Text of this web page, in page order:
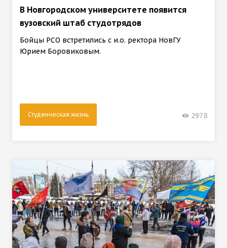
В Новгородском университете появится
вузовский штаб студотрядов
Бойцы РСО встретились с и.о. ректора НовГУ
Юрием Боровиковым.
Студенческая жизнь 2978